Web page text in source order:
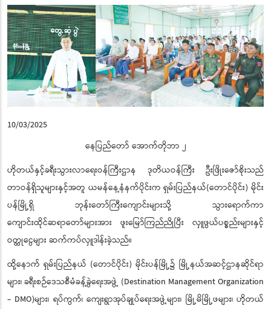
10/03/2025
နေပြည်တော် အောက်တိုဘာ ၂
ဟိုတယ်နှင့်ခရီးသွားလာရေးဝန်ကြီးဌာန ဒုတိယဝန်ကြီး ဦးဖြိုးဇော်စိုးသည်
တာဝန်ရှိသူများနှင့်အတူ ယမန်နေ့နံနက်ပိုင်းက ရှမ်းပြည်နယ်(တောင်ပိုင်း) မိုင်း
ပန်မြို့ရှိ ဘုန်းတော်ကြီးကျောင်းများသို့ သွားရောက်ကာ
ကျောင်းထိုင်ဆရာတော်များအား ဖူးမြော်ကြည်ညိုပြီး လှူဖွယ်ပစ္စည်းများနှင့်
ဝတ္ထုငွေများ ဆက်ကပ်လှူဒါန်းခဲ့သည်။
ထို့နောက် ရှမ်းပြည်နယ် (တောင်ပိုင်း) မိုင်းပန်မြို့၌ မြို့နယ်အဆင့်ဌာနဆိုင်ရာ
များ၊ ခရီးစဉ်ဒေသစီမံခန့်ခွဲရေးအဖွဲ့ (Destination Management Organization
- DMO)များ၊ ရပ်ကွက်၊ ကျေးရွာအုပ်ချုပ်ရေးအဖွဲ့များ၊ မြို့မိမြို့ဖများ၊ ဟိုတယ်